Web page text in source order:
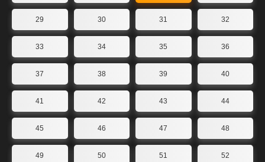
29 30 31 32
33 34 35 36
37 38 39 40
41 42 43 44
45 46 47 48
49 50 51 52